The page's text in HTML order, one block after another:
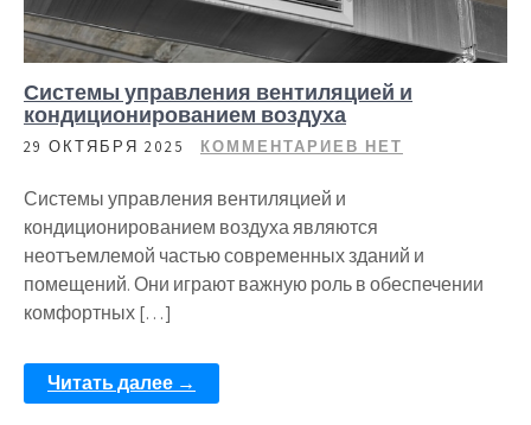
Системы управления вентиляцией и
кондиционированием воздуха
29 ОКТЯБРЯ 2025 КОММЕНТАРИЕВ НЕТ
Системы управления вентиляцией и
кондиционированием воздуха являются
неотъемлемой частью современных зданий и
помещений. Они играют важную роль в обеспечении
комфортных […]
Читать далее →